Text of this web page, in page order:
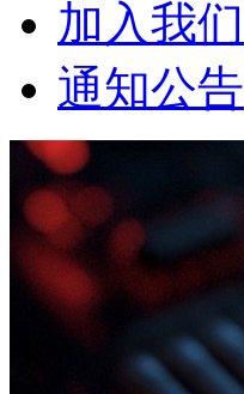
加入我们
通知公告